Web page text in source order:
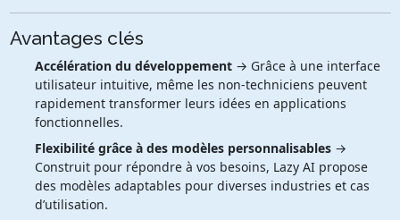
Avantages clés
Accélération du développement→ Grâce à une interface
utilisateur intuitive, même les non-techniciens peuvent
rapidement transformer leurs idées en applications
fonctionnelles.
Flexibilité grâce à des modèles personnalisables→
Construit pour répondre à vos besoins, Lazy AI propose
des modèles adaptables pour diverses industries et cas
d’utilisation.